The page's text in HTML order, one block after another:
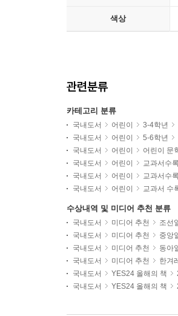
색상
관련분류
카테고리 분류
국내도서 어린이 3-4학년
국내도서
어린이 5-6학년
국내도서
어린이 어린이 문
국내도서
어린이 교과서수
국내도서
어린이 교과서수
국내도서
어린이 교과서 수
수상내역 및 미디어 추천 분류
국내도서 미디어 추천
조선
국내도서
미디어 추천
중앙
국내도서
미디어 추천
동아
국내도서
미디어 추천
한겨레
국내도서
YES24 올해의 책
국내도서
YES24 올해의 책